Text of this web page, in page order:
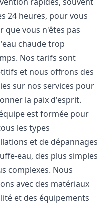
24 heures, pour vous
que vous n'êtes pas
chaude trop
Nos tarifs sont
et nous offrons des
sur nos services pour
la paix d'esprit.
est formée pour
les types
et de dépannages
eau, des plus simples
complexes. Nous
avec des matériaux
et des équipements